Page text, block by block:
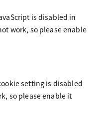
is disabled in
work, so please enable
setting is disabled
so please enable it